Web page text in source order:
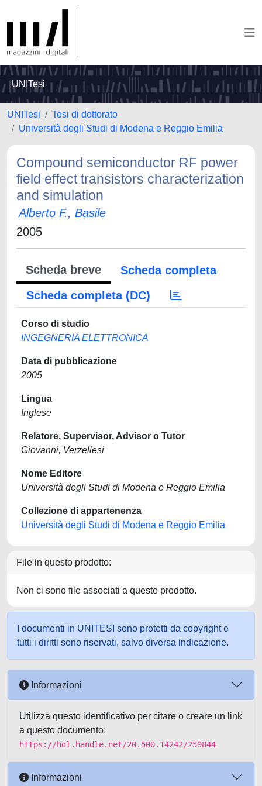
UNITesi
UNITesi
Tesi di dottorato
Università degli Studi di Modena e Reggio Emilia
Compound semiconductor RF power
field effect transistors characterization
and simulation
Alberto F., Basile
2005
Scheda breve
Scheda completa
Scheda completa (DC)
Corso di studio
INGEGNERIA ELETTRONICA
Data di pubblicazione
2005
Lingua
Inglese
Relatore, Supervisor, Advisor o Tutor
Giovanni, Verzellesi
Nome Editore
Università degli Studi di Modena e Reggio Emilia
Collezione di appartenenza
Università degli Studi di Modena e Reggio Emilia
File in questo prodotto:
Non ci sono file associati a questo prodotto.
I documenti in UNITESI sono protetti da copyright e
tutti i diritti sono riservati, salvo diversa indicazione.
Informazioni
Utilizza questo identificativo per citare o creare un link
a questo documento:
https://hdl.handle.net/20.500.14242/259844
Informazioni